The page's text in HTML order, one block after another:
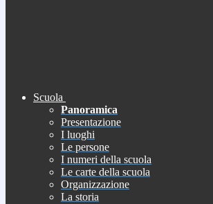
Scuola
Panoramica
Presentazione
I luoghi
Le persone
I numeri della scuola
Le carte della scuola
Organizzazione
La storia